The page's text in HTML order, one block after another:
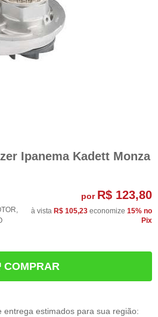
Ipanema Kadett Monza
,
por R$ 123,80
à vista R$ 105,23 economize 15% no
Pix
COMPRAR
entrega estimados para sua região: